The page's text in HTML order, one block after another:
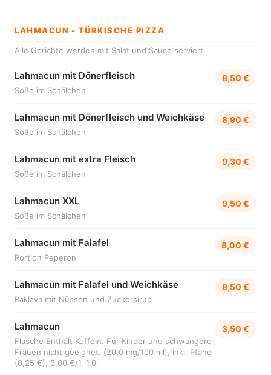
LAHMACUN - TÜRKISCHE PIZZA
Alle Gerichte werden mit Salat und Sauce serviert.
Lahmacun mit Dönerfleisch
Soße im Schälchen
8,50 €
Lahmacun mit Dönerfleisch und Weichkäse
Soße im Schälchen
8,90 €
Lahmacun mit extra Fleisch
Soße im Schälchen
9,30 €
Lahmacun XXL
Soße im Schälchen
9,50 €
Lahmacun mit Falafel
Portion Peperoni
8,00 €
Lahmacun mit Falafel und Weichkäse
Baklava mit Nüssen und Zuckersirup
8,50 €
Lahmacun
Flasche Enthält Koffein. Für Kinder und schwangere
Frauen nicht geeignet. (20,0 mg/100 ml), inkl. Pfand
(0,25 €), 3,00 €/1, 1,0l
3,50 €